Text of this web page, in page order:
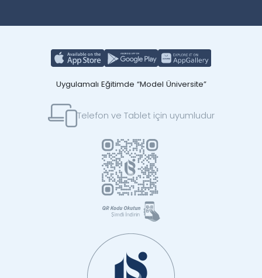
Uygulamalı Eğitimde “Model Üniversite”
Telefon ve Tablet için uyumludur